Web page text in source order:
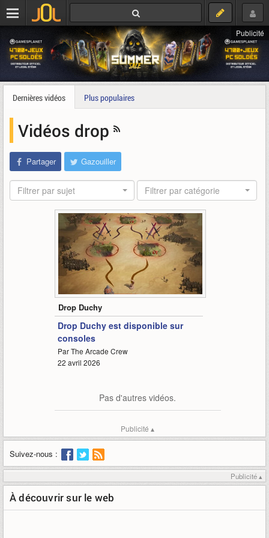
Publicité
Dernières vidéos Plus populaires
Vidéos drop
Partager Gazouiller
Filtrer par sujet Filtrer par catégorie
1:12
Drop Duchy
Drop Duchy est disponible sur
consoles
Par The Arcade Crew
22 avril 2026
Pas d'autres vidéos.
Publicité ▴
Suivez-nous :
Publicité ▴
À découvrir sur le web